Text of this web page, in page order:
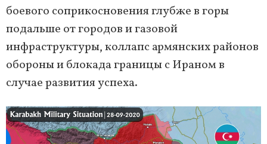
боевого соприкосновения глубже в горы
подальше от городов и газовой
инфраструктуры, коллапс армянских районов
обороны и блокада границы с Ираном в
случае развития успеха.